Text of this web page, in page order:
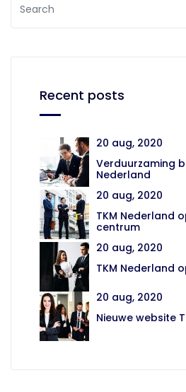
Recent posts
20 aug, 2020
Verduurzaming
Nederland
20 aug, 2020
TKM Nederland
centrum
20 aug, 2020
TKM Nederland
20 aug, 2020
Nieuwe website